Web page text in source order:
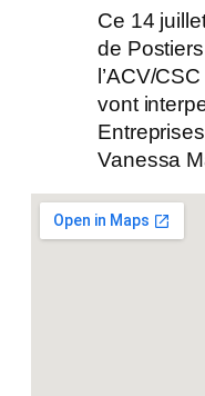
Ce 14
de
l’ACV/
vont
Vanessa